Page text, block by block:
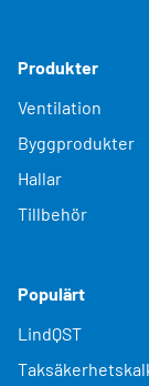
Produkter
Ventilation
Byggprodukter
Hallar
Tillbehör
Populärt
LindQST